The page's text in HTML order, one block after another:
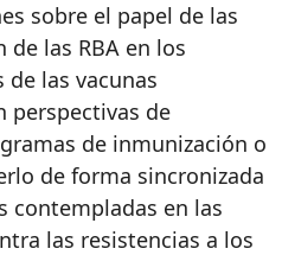
sobre el papel de las
de las RBA en los
de las vacunas
perspectivas de
de inmunización o
de forma sincronizada
contempladas en las
las resistencias a los